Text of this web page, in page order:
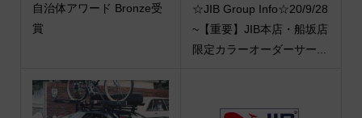
自治体アワード Bronze受
賞
☆JIB Group Info☆20/9/28
~【重要】JIB本店・船坂店
限定カラーオーダーサー...